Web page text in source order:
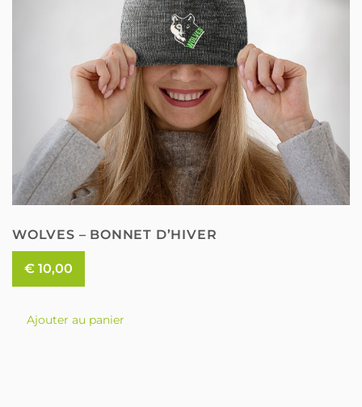
la
page
du
produit
WOLVES – BONNET D’HIVER
€ 10,00
Ajouter au panier